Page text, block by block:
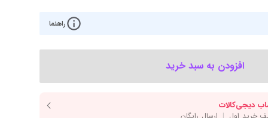
نمایش همه محصولات
گرافیک
تغذیه (پاور)
راهنما
افزودن به سبد خرید